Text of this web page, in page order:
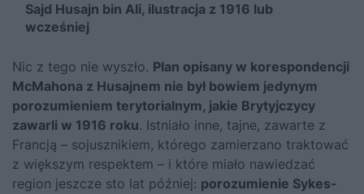
Sajd Husajn bin Ali, ilustracja z 1916 lub
wcześniej
Nic z tego nie wyszło. Plan opisany w korespondencji
McMahona z Husajnem nie był bowiem jedynym
porozumieniem terytorialnym, jakie Brytyjczycy
zawarli w 1916 roku. Istniało inne, tajne, zawarte z
Francją – sojusznikiem, którego zamierzano traktować
z większym respektem – i które miało nawiedzać
region jeszcze sto lat później: po­rozumienie Sykes-